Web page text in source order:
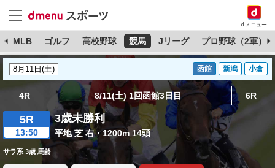
dメニュー
MLB ゴルフ 高校野球 競馬 Jリーグ プロ野球（2軍）
函館 新潟 小倉
4R 8/11(土) 1回函館3日目 6R
5R
13:50
3歳未勝利
平地 芝 右・1200m 14頭
サラ系 3歳 馬齢